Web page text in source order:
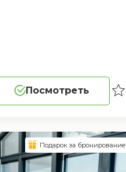
Посмотреть
Подарок за бронирование